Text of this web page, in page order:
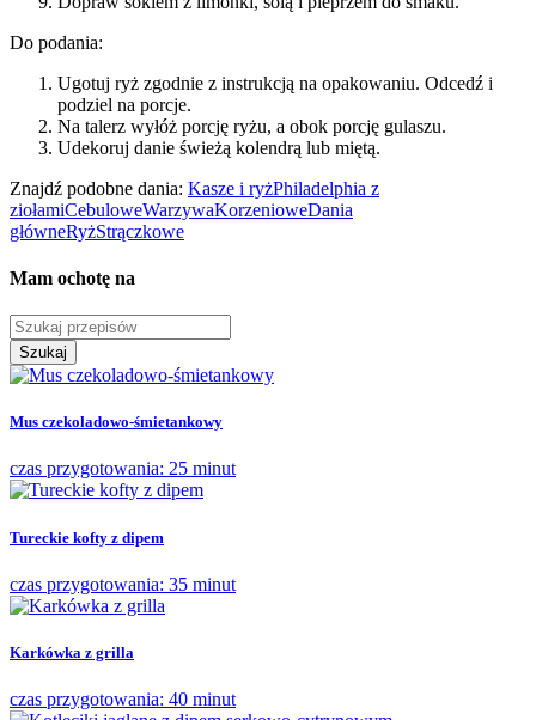
Do podania:
Ugotuj ryż zgodnie z instrukcją na opakowaniu. Odcedź i
podziel na porcje.
Na talerz wyłóż porcję ryżu, a obok porcję gulaszu.
Udekoruj danie świeżą kolendrą lub miętą.
Znajdź podobne dania: Kasze i ryżPhiladelphia z
ziołamiCebuloweWarzywaKorzenioweDania
główneRyżStrączkowe
Mam ochotę na
Szukaj
Mus czekoladowo-śmietankowy
czas przygotowania: 25 minut
Tureckie kofty z dipem
czas przygotowania: 35 minut
Karkówka z grilla
czas przygotowania: 40 minut